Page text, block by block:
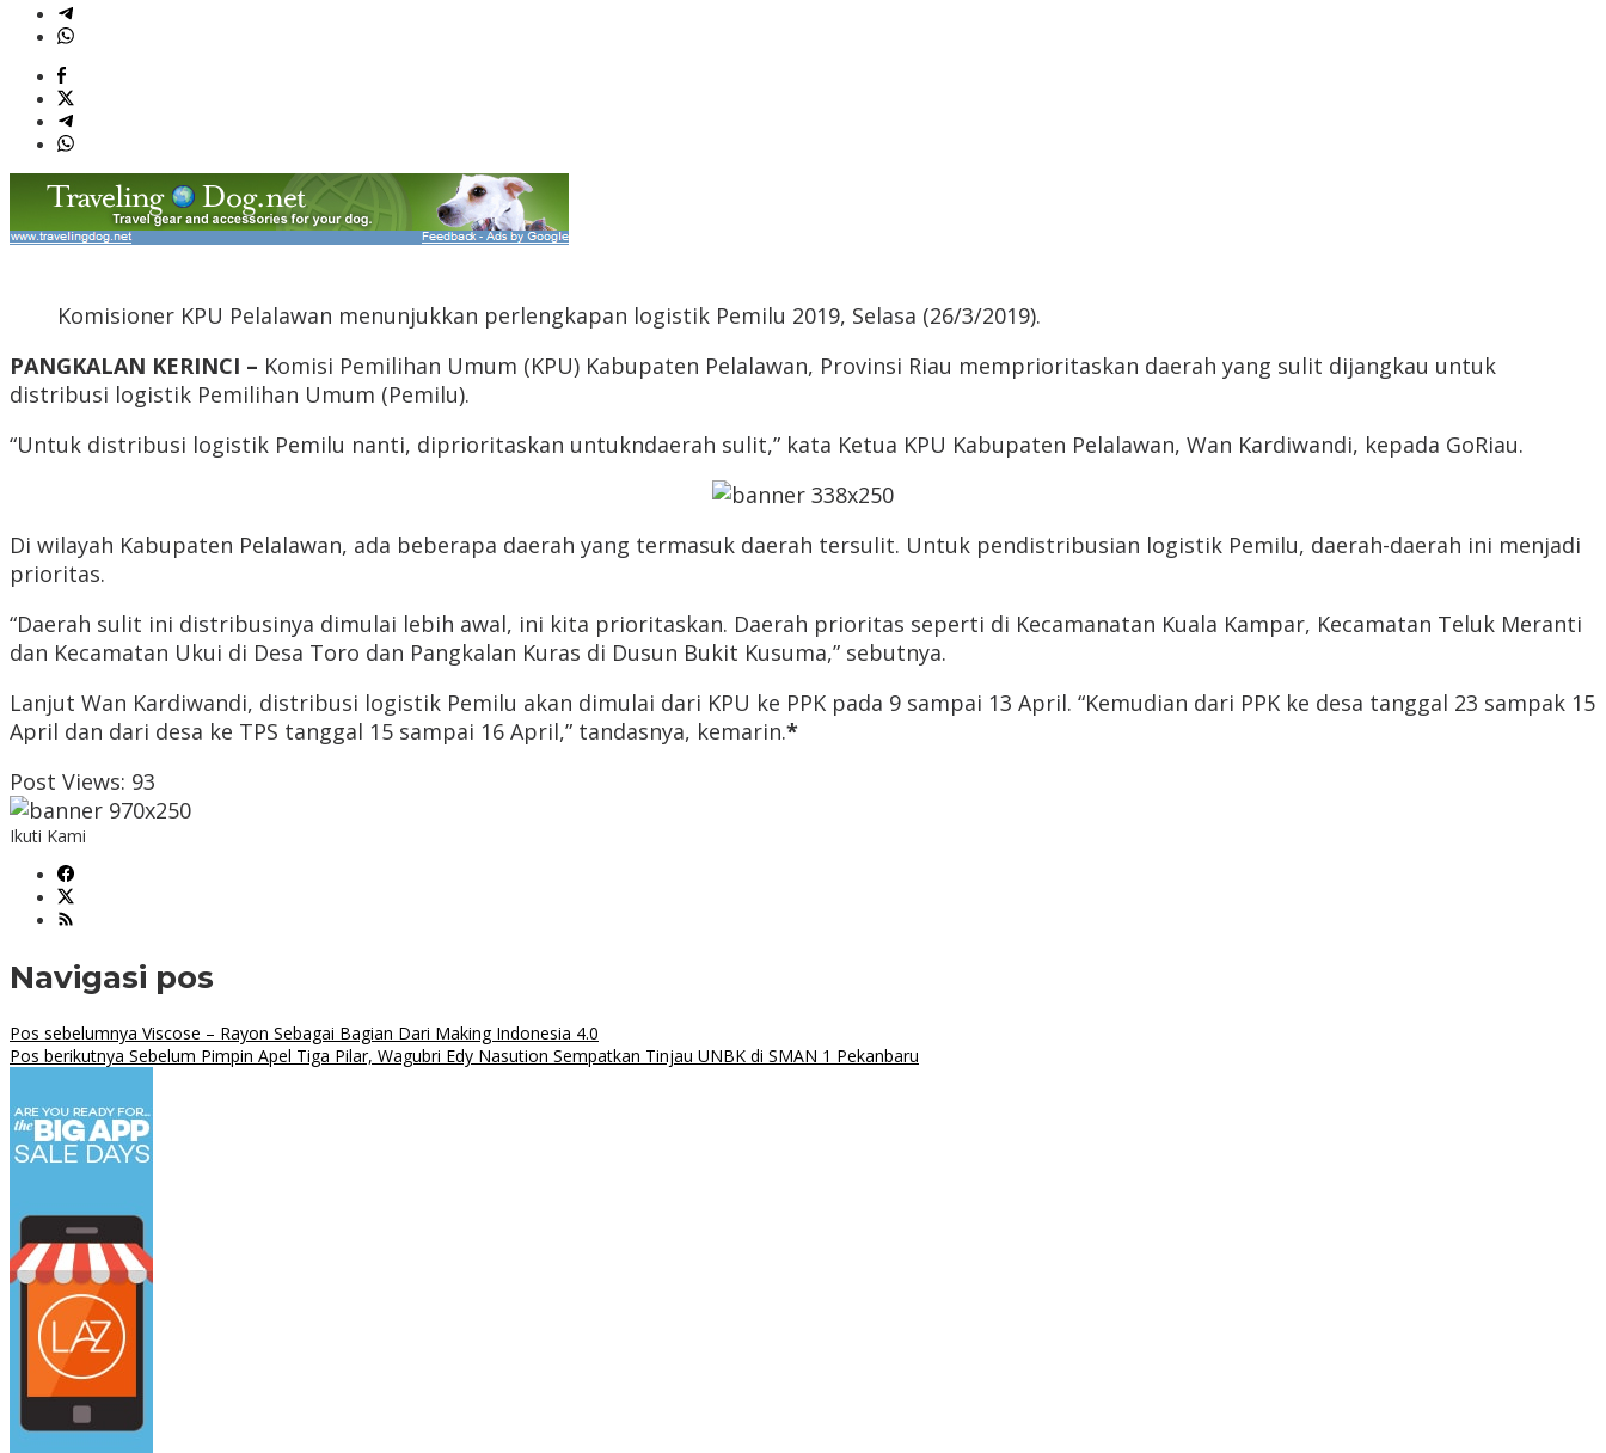
Komisioner KPU Pelalawan menunjukkan perlengkapan logistik Pemilu 2019, Selasa (26/3/2019).
PANGKALAN KERINCI – Komisi Pemilihan Umum (KPU) Kabupaten Pelalawan, Provinsi Riau memprioritaskan daerah yang sulit dijangkau untuk
distribusi logistik Pemilihan Umum (Pemilu).
“Untuk distribusi logistik Pemilu nanti, diprioritaskan untukndaerah sulit,” kata Ketua KPU Kabupaten Pelalawan, Wan Kardiwandi, kepada GoRiau.
Di wilayah Kabupaten Pelalawan, ada beberapa daerah yang termasuk daerah tersulit. Untuk pendistribusian logistik Pemilu, daerah-daerah ini menjadi
prioritas.
“Daerah sulit ini distribusinya dimulai lebih awal, ini kita prioritaskan. Daerah prioritas seperti di Kecamanatan Kuala Kampar, Kecamatan Teluk Meranti
dan Kecamatan Ukui di Desa Toro dan Pangkalan Kuras di Dusun Bukit Kusuma,” sebutnya.
Lanjut Wan Kardiwandi, distribusi logistik Pemilu akan dimulai dari KPU ke PPK pada 9 sampai 13 April. “Kemudian dari PPK ke desa tanggal 23 sampak 15
April dan dari desa ke TPS tanggal 15 sampai 16 April,” tandasnya, kemarin.*
Post Views: 93
Ikuti Kami
Navigasi pos
Pos sebelumnya Viscose – Rayon Sebagai Bagian Dari Making Indonesia 4.0
Pos berikutnya Sebelum Pimpin Apel Tiga Pilar, Wagubri Edy Nasution Sempatkan Tinjau UNBK di SMAN 1 Pekanbaru